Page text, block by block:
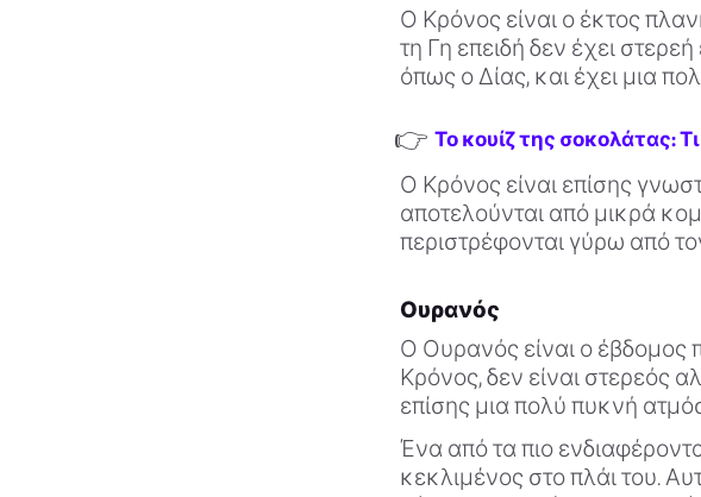
Ο Κρόνος είναι ο έκτος
τη Γη επειδή δεν έχει
όπως ο Δίας, και έχει μια
👉 Το κουίζ της σοκολάτας:
Ο Κρόνος είναι επίσης
αποτελούνται από μικρά
περιστρέφονται γύρω από
Ουρανός
Ο Ουρανός είναι ο έβδομος
Κρόνος, δεν είναι στερεός
επίσης μια πολύ πυκνή
Ένα από τα πιο
κεκλιμένος στο πλάι του.